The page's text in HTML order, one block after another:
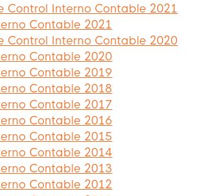
Control Interno Contable 2021
Contable 2021
Control Interno Contable 2020
Contable 2020
Contable 2019
Contable 2018
Contable 2017
Contable 2016
Contable 2015
Contable 2014
Contable 2013
Contable 2012